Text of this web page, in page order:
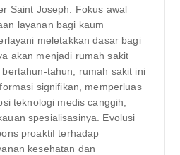
Saint Joseph. Fokus awal
layanan bagi kaum
meletakkan dasar bagi
akan menjadi rumah sakit
tahun, rumah sakit ini
signifikan, memperluas
teknologi medis canggih,
spesialisasinya. Evolusi
proaktif terhadap
kesehatan dan